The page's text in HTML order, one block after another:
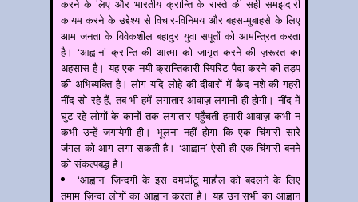
करने के लिए और भारतीय क्रान्ति के रास्ते की सही समझदारी
कायम करने के उद्देश्य से विचार-विनिमय और बहस-मुबाहसे के लिए
आम जनता के विवेकशील बहादुर युवा सपूतों को आमन्त्रित करता
है। ‘आह्वान’ क्रान्ति की आत्मा को जागृत करने की ज़रूरत का
अहसास है। यह एक नयी क्रान्तिकारी स्पिरिट पैदा करने की तड़प
की अभिव्यक्ति है। लोग यदि लोहे की दीवारों में कैद नशे की गहरी
नींद सो रहे हैं, तब भी हमें लगातार आवाज़ लगानी ही होगी। नींद में
घुट रहे लोगों के कानों तक लगातार पहुँचती हमारी आवाज़ कभी न
कभी उन्हें जगायेगी ही। भूलना नहीं होगा कि एक चिंगारी सारे
जंगल को आग लगा सकती है। ‘आह्वान’ ऐसी ही एक चिंगारी बनने
को संकल्पबद्ध है।
‘आह्वान’ ज़िन्दगी के इस दमघोंटू माहौल को बदलने के लिए
तमाम ज़िन्दा लोगों का आह्वान करता है। यह उन सभी का आह्वान